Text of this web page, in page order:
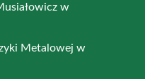
w
Metalowej w